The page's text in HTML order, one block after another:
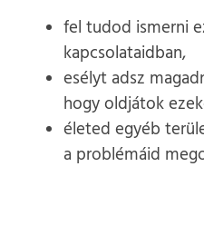
fel tudod ismerni
kapcsolataidban,
esélyt adsz
hogy oldjátok
életed egyéb
a problémáid